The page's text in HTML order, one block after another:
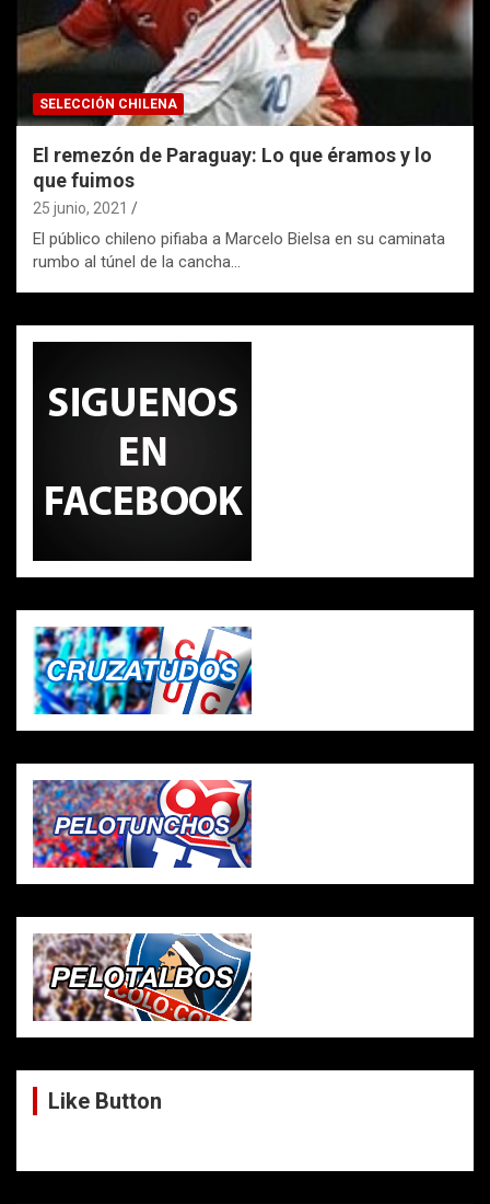
SELECCIÓN CHILENA
El remezón de Paraguay: Lo que éramos y lo
que fuimos
25 junio, 2021
El público chileno pifiaba a Marcelo Bielsa en su caminata
rumbo al túnel de la cancha…
Like Button